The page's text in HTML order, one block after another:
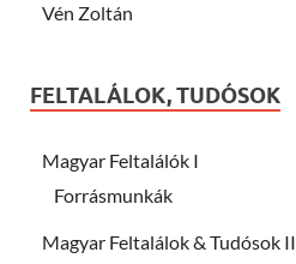
Vén Zoltán
FELTALÁLOK, TUDÓSOK
Magyar Feltalálók I
Forrásmunkák
Magyar Feltalálok & Tudósok II